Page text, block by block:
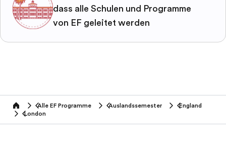
dass alle Schulen und Programme
von EF geleitet werden
home Alle EF Programme Auslandssemester
England
London